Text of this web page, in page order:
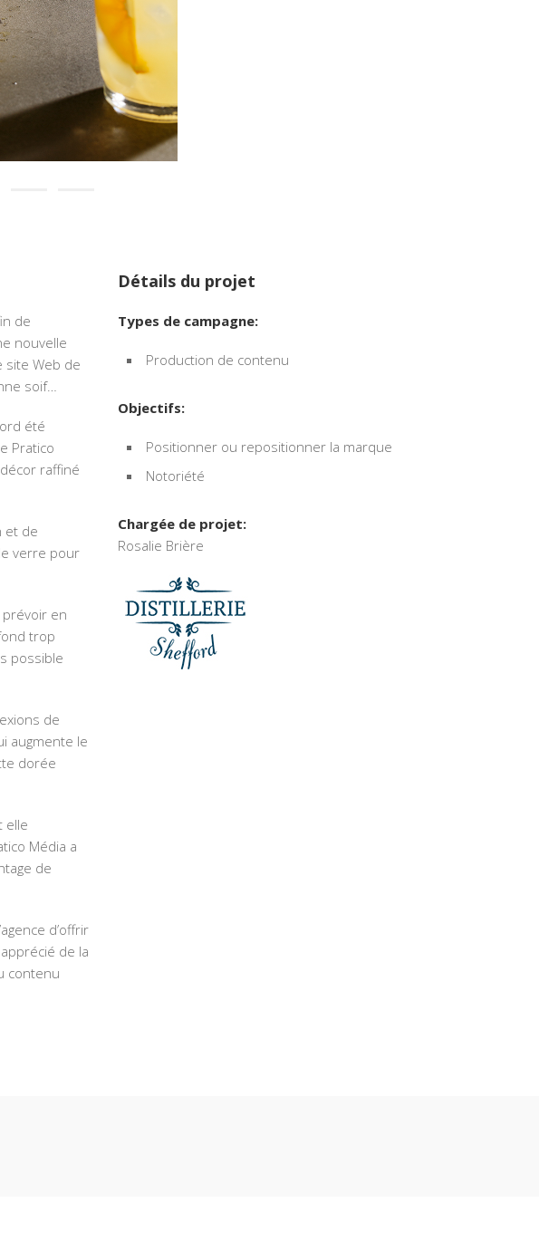
de
nouvelle
site Web de
soif…
été
Pratico
raffiné
et de
verre pour
prévoir en
trop
possible
de
augmente le
dorée
elle
Média a
de
d’offrir
de la
contenu
Détails du projet
Types de campagne:
Production de contenu
Objectifs:
Positionner ou repositionner la marque
Notoriété
Chargée de projet:
Rosalie Brière